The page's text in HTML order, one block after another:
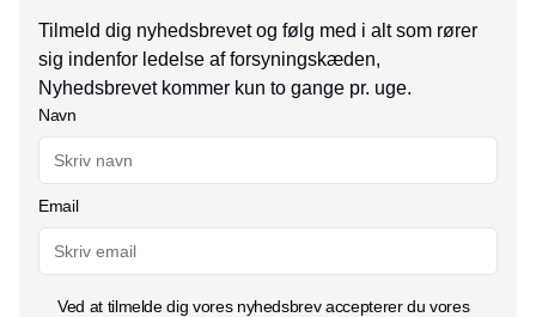
Tilmeld dig nyhedsbrevet og følg med i alt som rører
sig indenfor ledelse af forsyningskæden,
Nyhedsbrevet kommer kun to gange pr. uge.
Navn
Email
Ved at tilmelde dig vores nyhedsbrev accepterer du vores